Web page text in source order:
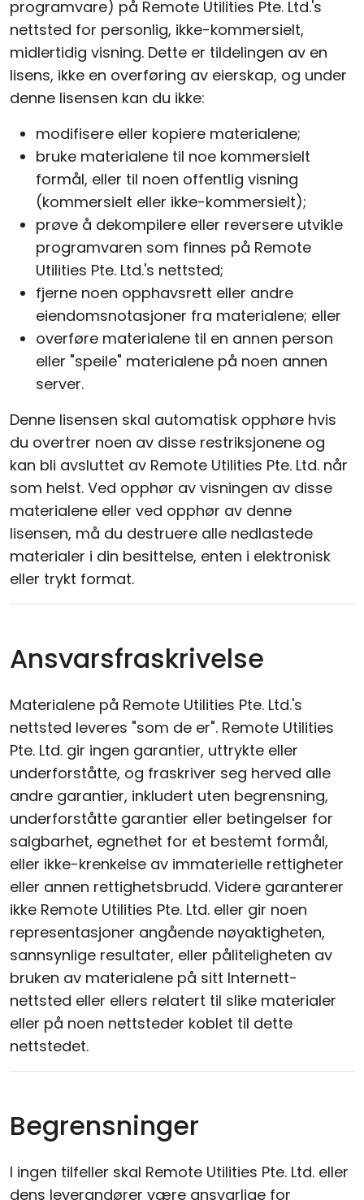
programvare) på Remote Utilities Pte. Ltd.'s
nettsted for personlig, ikke-kommersielt,
midlertidig visning. Dette er tildelingen av en
lisens, ikke en overføring av eierskap, og under
denne lisensen kan du ikke:
modifisere eller kopiere materialene;
bruke materialene til noe kommersielt
formål, eller til noen offentlig visning
(kommersielt eller ikke-kommersielt);
prøve å dekompilere eller reversere utvikle
programvaren som finnes på Remote
Utilities Pte. Ltd.'s nettsted;
fjerne noen opphavsrett eller andre
eiendomsnotasjoner fra materialene; eller
overføre materialene til en annen person
eller "speile" materialene på noen annen
server.
Denne lisensen skal automatisk opphøre hvis
du overtrer noen av disse restriksjonene og
kan bli avsluttet av Remote Utilities Pte. Ltd. når
som helst. Ved opphør av visningen av disse
materialene eller ved opphør av denne
lisensen, må du destruere alle nedlastede
materialer i din besittelse, enten i elektronisk
eller trykt format.
Ansvarsfraskrivelse
Materialene på Remote Utilities Pte. Ltd.'s
nettsted leveres "som de er". Remote Utilities
Pte. Ltd. gir ingen garantier, uttrykte eller
underforståtte, og fraskriver seg herved alle
andre garantier, inkludert uten begrensning,
underforståtte garantier eller betingelser for
salgbarhet, egnethet for et bestemt formål,
eller ikke-krenkelse av immaterielle rettigheter
eller annen rettighetsbrudd. Videre garanterer
ikke Remote Utilities Pte. Ltd. eller gir noen
representasjoner angående nøyaktigheten,
sannsynlige resultater, eller påliteligheten av
bruken av materialene på sitt Internett-
nettsted eller ellers relatert til slike materialer
eller på noen nettsteder koblet til dette
nettstedet.
Begrensninger
I ingen tilfeller skal Remote Utilities Pte. Ltd. eller
dens leverandører være ansvarlige for